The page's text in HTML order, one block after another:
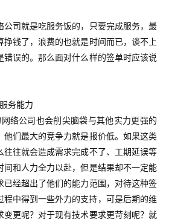
公司就是吃服务饭的，只要完成服务，最
挣钱了，浪费的也就是时间而已，谈不上
错误的。那么面对什么样的签单时应该说
务能力
络公司也会削尖脑袋与其他实力更强的
他们最大的竞争力就是报价低。如果这类
往往就会造成需求完成不了、工期延误等
间和人力全力以赴，但是结果却不一定能
已经超出了他们的能力范围，对待这种签
程中得到一些外力的支持，可是后期的维
变更呢？对于现有技术要求更苛刻呢？就